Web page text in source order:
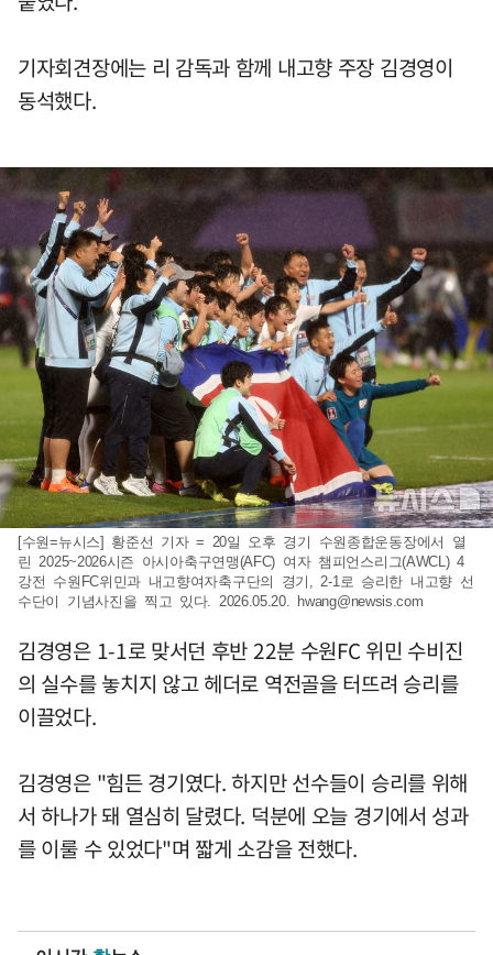
기자회견장에는 리 감독과 함께 내고향 주장 김경영이
동석했다.
[수원=뉴시스] 황준선 기자 = 20일 오후 경기 수원종합운동장에서 열
린 2025~2026시즌 아시아축구연맹(AFC) 여자 챔피언스리그(AWCL) 4
강전 수원FC위민과 내고향여자축구단의 경기, 2-1로 승리한 내고향 선
수단이 기념사진을 찍고 있다. 2026.05.20.
hwang@newsis.com
김경영은 1-1로 맞서던 후반 22분 수원FC 위민 수비진
의 실수를 놓치지 않고 헤더로 역전골을 터뜨려 승리를
이끌었다.
김경영은 "힘든 경기였다. 하지만 선수들이 승리를 위해
서 하나가 돼 열심히 달렸다. 덕분에 오늘 경기에서 성과
를 이룰 수 있었다"며 짧게 소감을 전했다.